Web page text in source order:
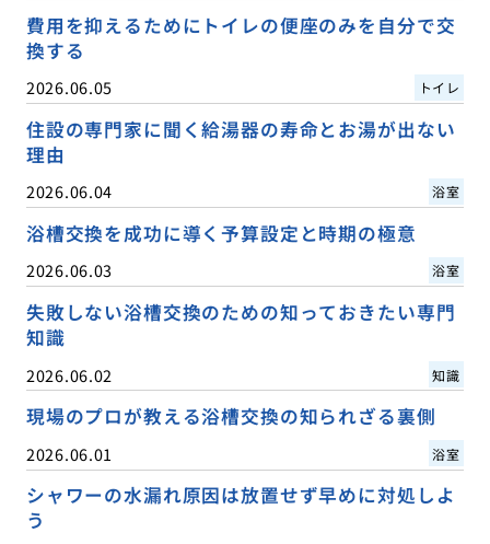
費用を抑えるためにトイレの便座のみを自分で交
換する
2026.06.05 トイレ
住設の専門家に聞く給湯器の寿命とお湯が出ない
理由
2026.06.04 浴室
浴槽交換を成功に導く予算設定と時期の極意
2026.06.03 浴室
失敗しない浴槽交換のための知っておきたい専門
知識
2026.06.02 知識
現場のプロが教える浴槽交換の知られざる裏側
2026.06.01 浴室
シャワーの水漏れ原因は放置せず早めに対処しよ
う